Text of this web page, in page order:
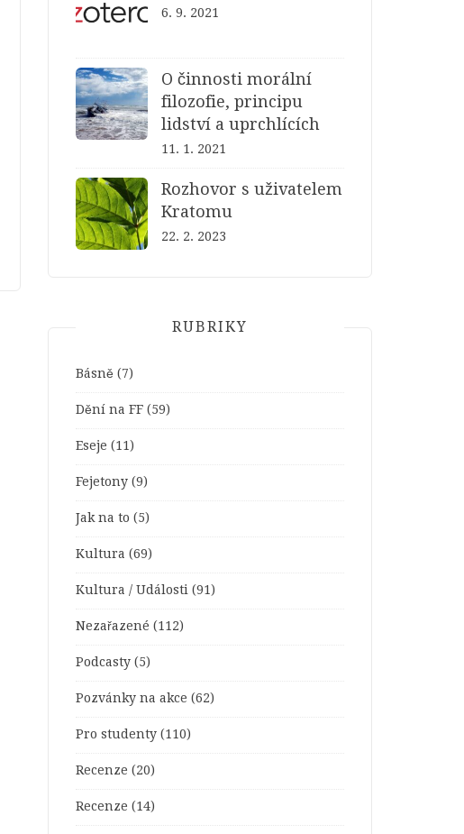
6. 9. 2021
O činnosti morální
filozofie, principu
lidství a uprchlících
11. 1. 2021
Rozhovor s uživatelem
Kratomu
22. 2. 2023
RUBRIKY
Básně (7)
Dění na FF (59)
Eseje (11)
Fejetony (9)
Jak na to (5)
Kultura (69)
Kultura / Události (91)
Nezařazené (112)
Podcasty (5)
Pozvánky na akce (62)
Pro studenty (110)
Recenze (20)
Recenze (14)